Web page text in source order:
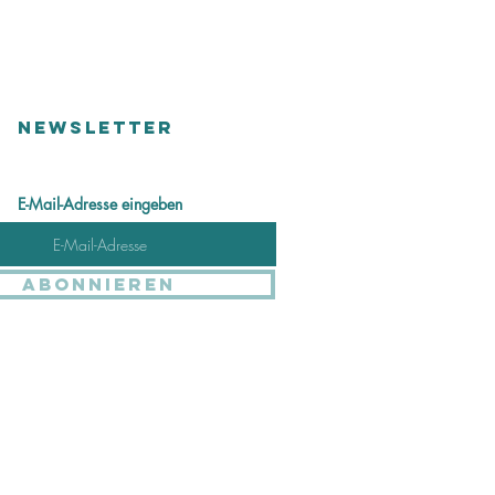
NEWSLETTER
E-Mail-Adresse eingeben
Abonnieren